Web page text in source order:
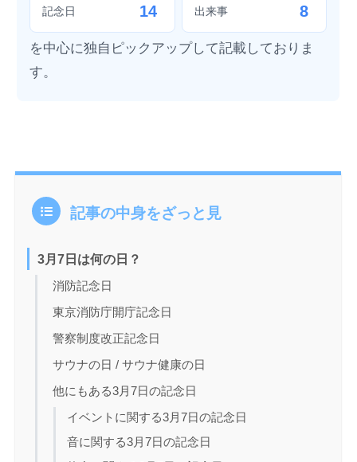
記念日 14 出来事 8
を中心に独自ピックアップして記載しておりま
す。
記事の中身をざっと見
3月7日は何の日？
消防記念日
東京消防庁開庁記念日
警察制度改正記念日
サウナの日 / サウナ健康の日
他にもある3月7日の記念日
イベントに関する3月7日の記念日
音に関する3月7日の記念日